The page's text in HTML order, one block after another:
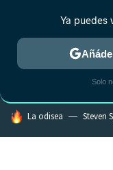
ESTRENOS
HOY SE HABLA DE
La odisea Steven
Ya puedes
Solo